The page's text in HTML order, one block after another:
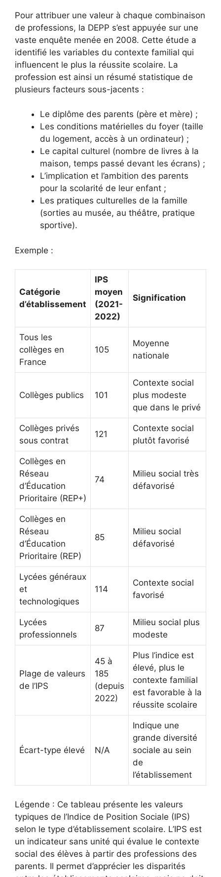
Pour attribuer une valeur à chaque combinaison
de professions, la DEPP s’est appuyée sur une
vaste enquête menée en 2008. Cette étude a
identifié les variables du contexte familial qui
influencent le plus la réussite scolaire. La
profession est ainsi un résumé statistique de
plusieurs facteurs sous-jacents :
Le diplôme des parents (père et mère) ;
Les conditions matérielles du foyer (taille
du logement, accès à un ordinateur) ;
Le capital culturel (nombre de livres à la
maison, temps passé devant les écrans) ;
L’implication et l’ambition des parents
pour la scolarité de leur enfant ;
Les pratiques culturelles de la famille
(sorties au musée, au théâtre, pratique
sportive).
Exemple :
Catégorie
d’établissement
IPS
moyen
(2021-
2022)
Signification
Tous les
collèges en
France
105
Moyenne
nationale
Collèges publics 101
Contexte social
plus modeste
que dans le privé
Collèges privés
sous contrat
121
Contexte social
plutôt favorisé
Collèges en
Réseau
d’Éducation
Prioritaire (REP+)
74
Milieu social très
défavorisé
Collèges en
Réseau
d’Éducation
Prioritaire (REP)
85
Milieu social
défavorisé
Lycées généraux
et
technologiques
114
Contexte social
favorisé
Lycées
professionnels
87
Milieu social plus
modeste
Plage de valeurs
de l’IPS
45 à
185
(depuis
2022)
Plus l’indice est
élevé, plus le
contexte familial
est favorable à la
réussite scolaire
Écart-type élevé N/A
Indique une
grande diversité
sociale au sein
de
l’établissement
Légende : Ce tableau présente les valeurs
typiques de l’Indice de Position Sociale (IPS)
selon le type d’établissement scolaire. L’IPS est
un indicateur sans unité qui évalue le contexte
social des élèves à partir des professions des
parents. Il permet d’apprécier les disparités